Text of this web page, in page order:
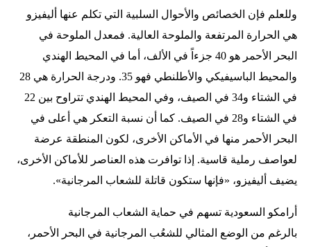
وللعلم فإن الخصائص والأحوال السلبية التي تكلم عنها أليفيزو
هي الحرارة المرتفعة والملوحة العالية. فمعدل الملوحة في
البحر الأحمر هو 40 جزءاً في الألف، أما في المحيط الهندي
والمحيط الباسيفيكي والأطلنطي فهو 35. ودرجة الحرارة هي 28
في الشتاء و34 في الصيف، وفي المحيط الهندي تتراوح بين 22
في الشتاء و28 في الصيف. كما أن نسبة التعكر هي أعلى في
البحر الأحمر منها في الأماكن الأخرى، لكون المنطقة عرضة
لعواصف رملية قاسية. إذا توافرت هذه العناصر للأماكن الأخرى،
يضيف أليفيزو، «فإنها ستكون قاتلة للشعاب المرجانية».
أرامكو السعودية تسهم في حماية الشعاب المرجانية
بالرغم من الوضع المثالي للشعُب المرجانية في البحر الأحمر،